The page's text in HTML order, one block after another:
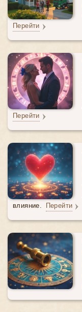
Перейти
Перейти
влияние.
Перейти